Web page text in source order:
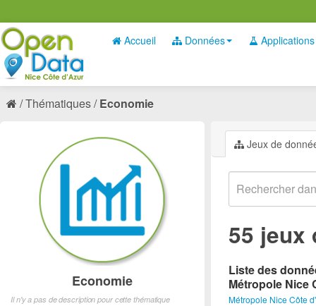
Accueil Données Applications
Thématiques Economie
Jeux de
55 jeux
Liste des
Métropole Nice
Métropole Nice Côte
Economie
Il n'y a pas de description pour cette thématique